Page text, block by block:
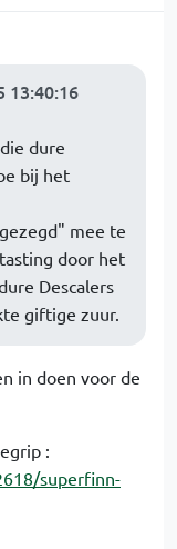
13:40:16
dure
bij het
mee te
door het
Descalers
giftige zuur.
in doen voor de
:
superfinn-